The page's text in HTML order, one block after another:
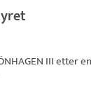
IIIetter en